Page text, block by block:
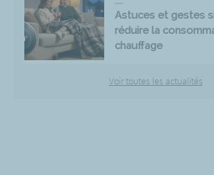
Astuces et gestes
réduire la
chauffage
Voir toutes les actualités